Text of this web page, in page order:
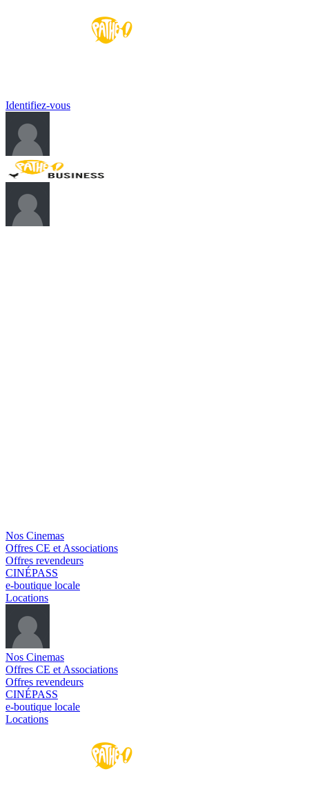
Identifiez-vous
Nos Cinemas
Offres CE et Associations
Offres revendeurs
CINÉPASS
e-boutique locale
Locations
Nos Cinemas
Offres CE et Associations
Offres revendeurs
CINÉPASS
e-boutique locale
Locations